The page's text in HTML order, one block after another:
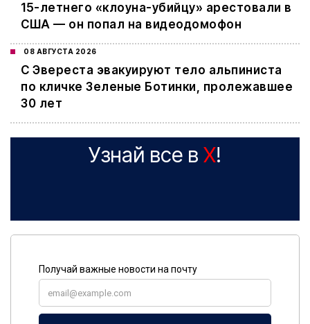
15-летнего «клоуна-убийцу» арестовали в
США — он попал на видеодомофон
08 АВГУСТА 2026
С Эвереста эвакуируют тело альпиниста
по кличке Зеленые Ботинки, пролежавшее
30 лет
Узнай все в X!